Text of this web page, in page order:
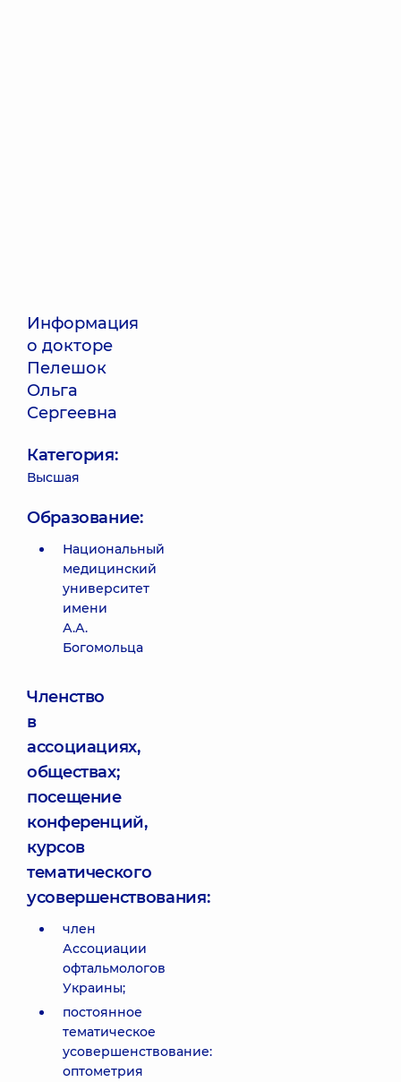
Информация
о докторе
Пелешок
Ольга
Сергеевна
Категория:
Высшая
Образование:
Национальный
медицинский
университет
имени
А.А.
Богомольца
Членство
в
ассоциациях,
обществах;
посещение
конференций,
курсов
тематического
усовершенствования:
член
Ассоциации
офтальмологов
Украины;
постоянное
тематическое
усовершенствование:
оптометрия